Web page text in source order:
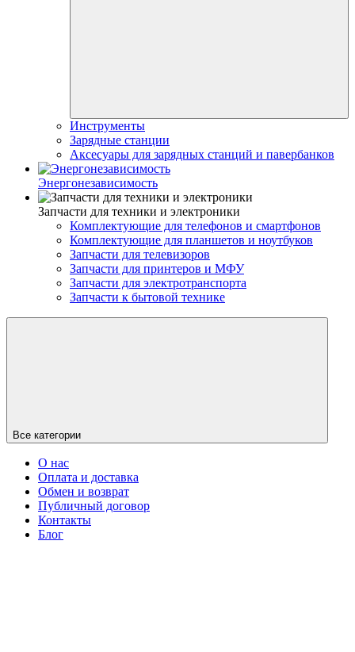
Инструменты
Зарядные станции
Аксесуары для зарядных станций и павербанков
Энергонезависимость
Запчасти для техники и электроники
Комплектующие для телефонов и смартфонов
Комплектующие для планшетов и ноутбуков
Запчасти для телевизоров
Запчасти для принтеров и МФУ
Запчасти для электротранспорта
Запчасти к бытовой технике
Все категории
О нас
Оплата и доставка
Обмен и возврат
Публичный договор
Контакты
Блог